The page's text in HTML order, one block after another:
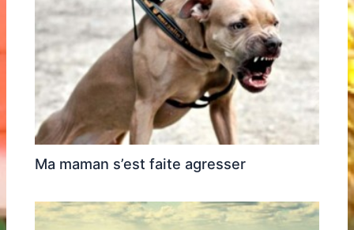
Ma maman s’est faite agresser